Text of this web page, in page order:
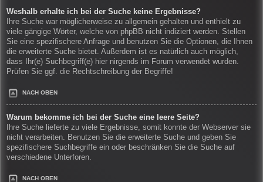
Weshalb erhalte ich bei der Suche keine Ergebnisse?
Ihre Suche war möglicherweise zu allgemein gehalten und enthielt zu
viele gängige Wörter, welche von phpBB nicht indiziert werden. Stellen
Sie eine spezifischere Anfrage und benutzen Sie die Optionen, die Ihnen
die erweiterte Suche bietet. Außerdem ist es natürlich auch möglich,
dass Ihr(e) Suchbegriff(e) hier nirgends im Forum verwendet wurden.
Prüfen Sie ggf. die Rechtschreibung der Begriffe!
NACH OBEN
Warum bekomme ich bei der Suche eine leere Seite?
Ihre Suche lieferte zu viele Ergebnisse, somit konnte der Webserver sie
nicht verarbeiten. Benutzen Sie die erweiterte Suche und geben Sie
spezifischere Suchbegriffe ein oder beschränken Sie die Suche auf
verschiedene Unterforen.
NACH OBEN